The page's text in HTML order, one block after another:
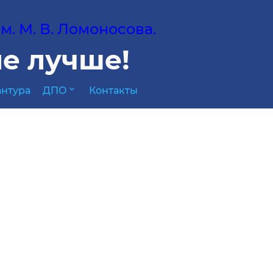
М. В. Ломоносова.
лучше!
ДПО expand_more Контакты